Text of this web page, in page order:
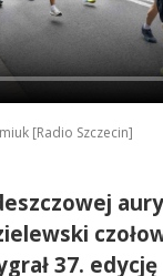
[Radio Szczecin]
37. edycję